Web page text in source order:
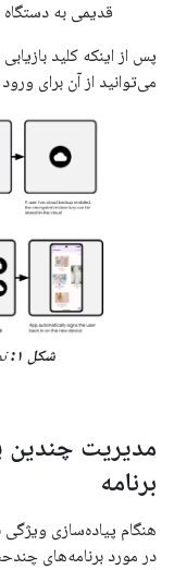
قدیمی به
پس از اینکه کلید
می‌توانید از آن برای
شکل ۱:
مدیریت
برنامه
هنگام پیاده‌سازی ویژگی
در مورد برنامه‌های